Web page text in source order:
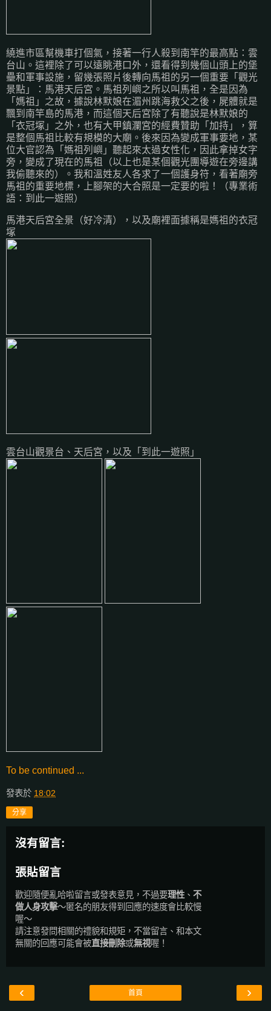
繞進市區幫機車打個氣，接著一行人殺到南竿的最高點：雲
台山。這裡除了可以遠眺港口外，還看得到幾個山頭上的堡
壘和軍事設施，留幾張照片後轉向馬祖的另一個重要「觀光
景點」：馬港天后宮。馬祖列嶼之所以叫馬祖，全是因為
「媽祖」之故，據說林默娘在湄州跳海救父之後，屍體就是
飄到南竿島的馬港，而這個天后宮除了有聽說是林默娘的
「衣冠塚」之外，也有大甲鎮瀾宮的經費贊助「加持」，算
是整個馬祖比較有規模的大廟。後來因為變成軍事要地，某
位大官認為「媽祖列嶼」聽起來太過女性化，因此拿掉女字
旁，變成了現在的馬祖（以上也是某個觀光團導遊在旁邊講
我偷聽來的）。我和溫姓友人各求了一個護身符，看著廟旁
馬祖的重要地標，上腳架的大合照是一定要的啦！（專業術
語：到此一遊照）
馬港天后宮全景（好冷清），以及廟裡面據稱是媽祖的衣冠
塚
雲台山觀景台、天后宮，以及「到此一遊照」
To be continued ...
發表於 18:02
分享
沒有留言:
張貼留言
歡迎隨便亂哈啦留言或發表意見，不過要理性 、 不
做人身攻擊～匿名的朋友得到回應的速度會比較慢
喔～
請注意發問相關的禮貌和規矩，不當留言、和本文
無關的回應可能會被直接刪除或無視喔！
‹ ›
首頁